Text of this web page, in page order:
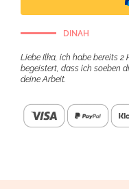
DINAH
Liebe Ilka, ich habe bereits
begeistert, dass ich soeben
deine Arbeit.